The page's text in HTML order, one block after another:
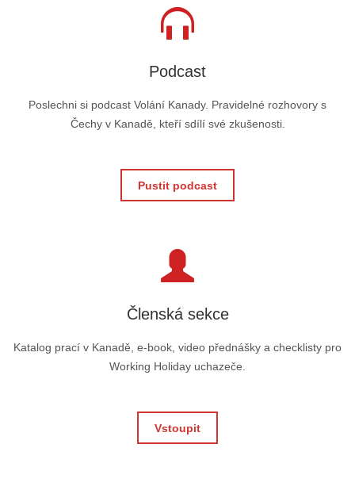
Podcast
Poslechni si podcast Volání Kanady. Pravidelné rozhovory s
Čechy v Kanadě, kteří sdílí své zkušenosti.
Pustit podcast
Členská sekce
Katalog prací v Kanadě, e-book, video přednášky a checklisty pro
Working Holiday uchazeče.
Vstoupit